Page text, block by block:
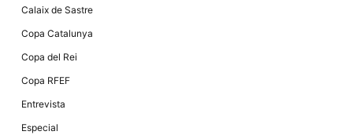
Calaix de Sastre
Copa Catalunya
Copa del Rei
Copa RFEF
Entrevista
Especial